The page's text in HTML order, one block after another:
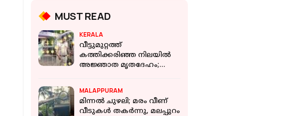
MUST READ
KERALA
വീട്ടുമുറ്റത്ത്
കത്തിക്കരിഞ്ഞ നിലയില്‍
അജ്ഞാത മൃതദേഹം;
MALAPPURAM
മിന്നല്‍ ചുഴലി; മരം വീണ്
വീടുകള്‍ തകര്‍ന്നു, മലപ്പുറം